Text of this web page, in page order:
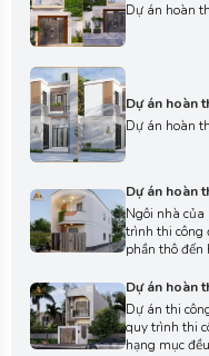
Dự án hoàn
Dự án hoàn
Dự án hoàn
Dự án hoàn
Ngôi nhà
trình thi công
phần thô đến
năng và
ngũ.
Dự án hoàn
Dự án thi
quy trình thi
hạng mục